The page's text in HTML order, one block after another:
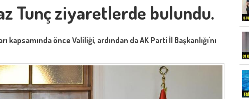
Tunç ziyaretlerde bulundu.
kapsamında önce Valiliği, ardından da AK Parti İl Başkanlığı'nı